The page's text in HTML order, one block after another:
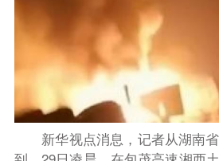
新华视点消息，记者从湖南省